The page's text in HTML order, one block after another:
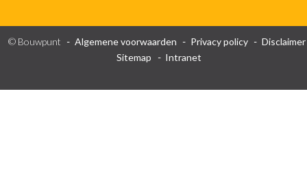
© Bouwpunt Algemene voorwaarden Privacy policy
Disclaimer
Sitemap
Intranet